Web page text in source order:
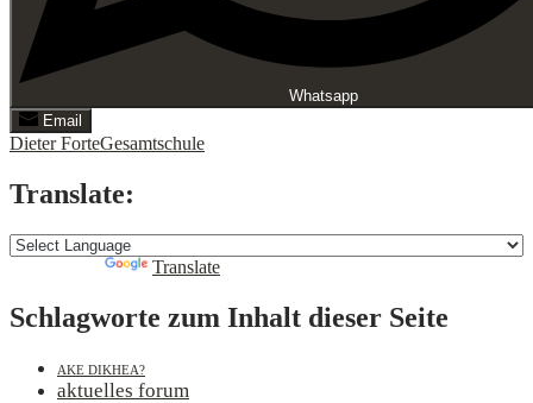
Whatsapp
Email
Dieter ForteGesamtschule
Translate:
Translate
Schlagworte zum Inhalt dieser Seite
AKE DIKHEA?
aktuelles forum